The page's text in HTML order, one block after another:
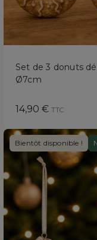
Set de 3 donuts
Ø7cm
Prix
14,90 € TTC
Bientôt disponible !